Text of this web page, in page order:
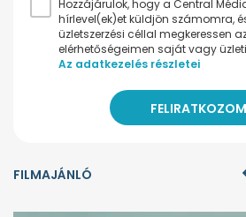
Hozzájárulok, hogy a Central
hírlevel(ek)et küldjön számomra,
üzletszerzési céllal megkeressen
elérhetőségeimen saját vagy
Az adatkezelés részletei
FILMAJÁNLÓ